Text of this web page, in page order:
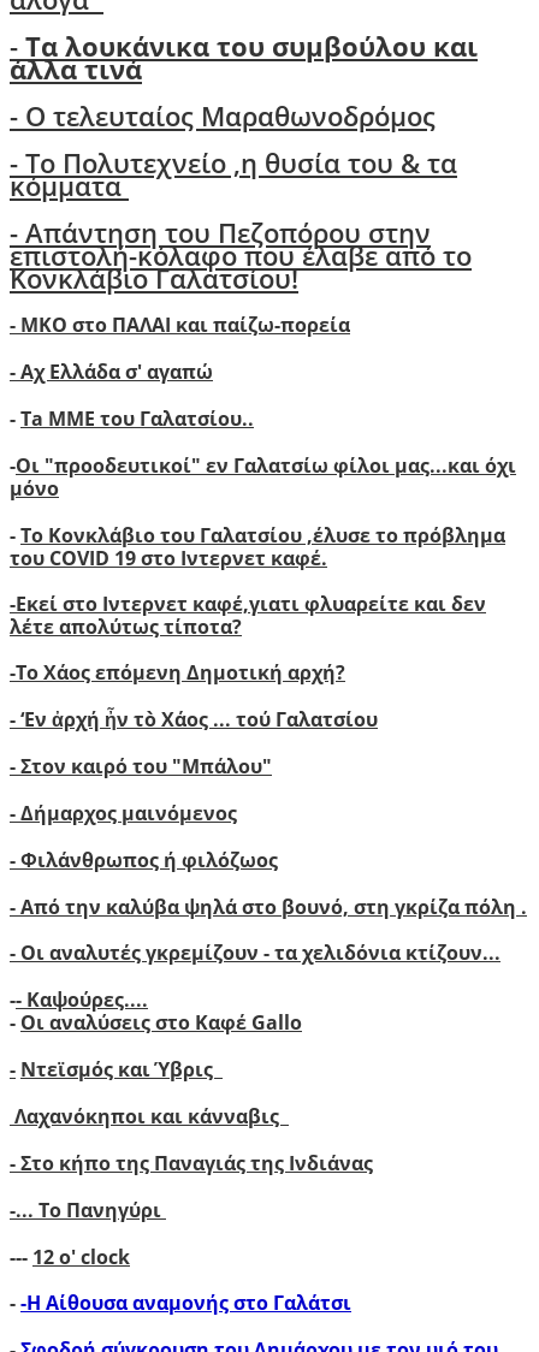
-Τα λουκάνικα του συμβούλου και
άλλα τινά
- Ο τελευταίος Μαραθωνοδρόμος
- Το Πολυτεχνείο ,η θυσία του & τα
κόμματα
- Απάντηση του Πεζοπόρου στην
επιστολή-κόλαφο που έλαβε από το
Κονκλάβιο Γαλατσίου!
- ΜΚΟ στο ΠΑΛΑΙ και παίζω-πορεία
- Αχ Ελλάδα σ' αγαπώ
-Ta ΜΜΕ του Γαλατσίου..
-Οι "προοδευτικοί" εν Γαλατσίω φίλοι μας...και όχι
μόνο
-Το Κονκλάβιο του Γαλατσίου ,έλυσε το πρόβλημα
του COVID 19 στο Ιντερνετ καφέ.
-Εκεί στο Ιντερνετ καφέ,γιατι φλυαρείτε και δεν
λέτε απολύτως τίποτα?
-Το Χάος επόμενη Δημοτική αρχή?
-‘Εν ἀρχή ἦν τὸ Χάος ... τού Γαλατσίου
-Στον καιρό του "Μπάλου"
- Δήμαρχος μαινόμενος
- Φιλάνθρωπος ή φιλόζωος
- Από την καλύβα ψηλά στο βουνό, στη γκρίζα πόλη .
- Οι αναλυτές γκρεμίζουν - τα χελιδόνια κτίζουν...
-- Καψούρες....
- Οι αναλύσεις στο Καφέ Gallo
- Ντεϊσμός και Ύβρις
Λαχανόκηποι και κάνναβις
- Στο κήπο της Παναγιάς της Ινδιάνας
-... Το Πανηγύρι
--- 12 ο' clock
--Η Αίθουσα αναμονής στο Γαλάτσι